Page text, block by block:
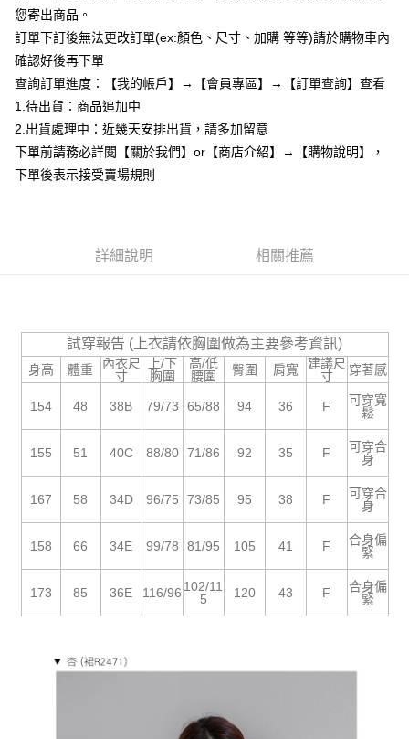
【關於「AFTEE先享後付」】
AFTEE先享後付是「在收到商品之後才付款」的支付方式。 讓您購物簡單
便利好安心！
１．簡單：不需註冊會員、不需綁卡、不需儲值。
２．便利：只要手機號碼，簡訊認證，即可結帳。
３．安心：先確認商品／服務後，再付款。
１．於結帳方式選擇「AFTEE先享後付」後，將跳轉至「AFTEE先享後付」
ATM／網路銀行／等多元方式進行付款，方視為交易完成。
※ 請注意：結帳手續完成當下不需立刻繳費，但若您需要取消訂單，請聯絡
客戶支援中心」https://netprotections.freshdesk.com/support/home
【注意事項】
１．透過由恩沛科技股份有限公司提供之「AFTEE先享後付」服務完成之交
易，需依本服務之必要範圍內提供個人資料，並將交易相關給付款項請求債
權轉讓予恩沛科技股份有限公司。
https://aftee.tw/terms/#terms3
３．未成年的使用者請事先徵得法定代理人或監護人之同意方可使用
「AFTEE先享後付」，若未經同意申辦者引起之損失，本公司不負相關責
４．使用「AFTEE先享後付」時，將依據個別帳號之用戶狀況，依本公司即
時審查核予不同之上限額度；若仍有額度不足之情形，本公司將視審查結果
恩沛科技股份有限公司將有權停止該用戶之使用額度並採取法律行動。
ATM付款
運送方式
全家付款取貨
每筆NT$85，滿NT$799(含以上)免運費
每筆NT$85，滿NT$799(含以上)免運費
宅配
海外宅配 查看運費
您寄出商品。
訂單下訂後無法更改訂單(ex:顏色、尺寸、加購 等等)請於購物車內
確認好後再下單
查詢訂單進度：【我的帳戶】→【會員專區】→【訂單查詢】查看
1.待出貨：商品追加中
2.出貨處理中：近幾天安排出貨，請多加留意
下單前請務必詳閱【關於我們】or【商店介紹】→【購物說明】，
下單後表示接受賣場規則
詳細說明 相關推薦
試穿報告 (上衣請依胸圍做為主要參考資訊)
身高 體重
內衣尺
寸
上/下
胸圍
高/低
腰圍
臀圍 肩寬
建議尺
寸
穿著感
154 48 38B 79/73 65/88 94 36 F
可穿寬
鬆
155 51 40C 88/80 71/86 92 35 F
可穿合
身
167 58 34D 96/75 73/85 95 38 F
可穿合
身
158 66 34E 99/78 81/95 105 41 F
合身偏
緊
173 85 36E 116/96 102/11
5
120 43 F
合身偏
緊